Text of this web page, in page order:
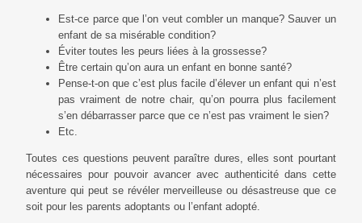
Est-ce parce que l’on veut combler un manque? Sauver un
enfant de sa misérable condition?
Éviter toutes les peurs liées à la grossesse?
Être certain qu’on aura un enfant en bonne santé?
Pense-t-on que c’est plus facile d’élever un enfant qui n’est
pas vraiment de notre chair, qu’on pourra plus facilement
s’en débarrasser parce que ce n’est pas vraiment le sien?
Etc.
Toutes ces questions peuvent paraître dures, elles sont pourtant
nécessaires pour pouvoir avancer avec authenticité dans cette
aventure qui peut se révéler merveilleuse ou désastreuse que ce
soit pour les parents adoptants ou l’enfant adopté.